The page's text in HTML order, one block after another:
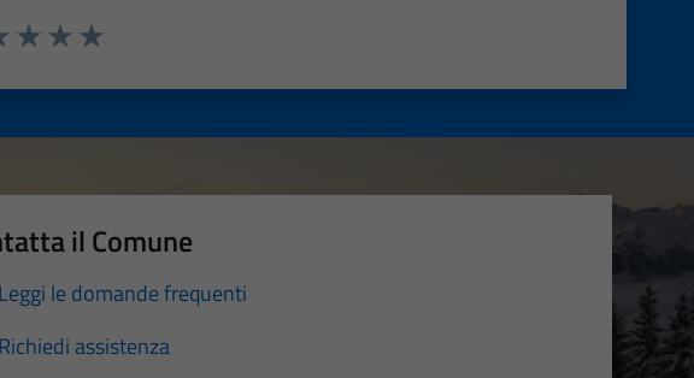
il Comune
Leggi le domande frequenti
Richiedi assistenza